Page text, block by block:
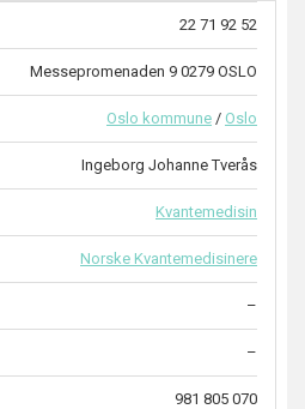
22 71 92 52
Messepromenaden 9 0279 OSLO
Oslo kommune / Oslo
Ingeborg Johanne Tverås
Kvantemedisin
Norske Kvantemedisinere
–
–
981 805 070